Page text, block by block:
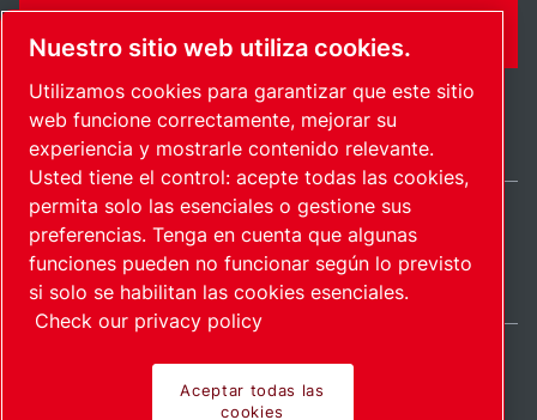
Mapa del sitioAdministrar cookies © 2026 Copyright.
Spain / ES
Nuestro sitio web utiliza cookies.
Utilizamos cookies para garantizar que este sitio
web funcione correctamente, mejorar su
experiencia y mostrarle contenido relevante.
Usted tiene el control: acepte todas las cookies,
permita solo las esenciales o gestione sus
preferencias. Tenga en cuenta que algunas
funciones pueden no funcionar según lo previsto
si solo se habilitan las cookies esenciales.
Check our privacy policy
Aceptar todas las
cookies